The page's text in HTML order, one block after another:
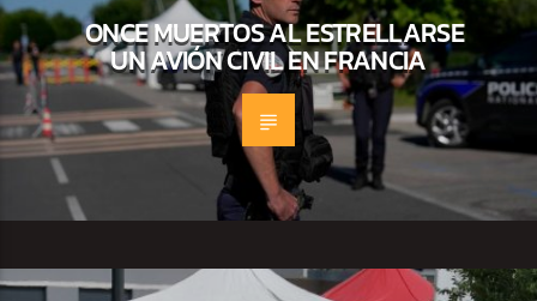
ONCE MUERTOS AL ESTRELLARSE
UN AVIÓN CIVIL EN FRANCIA